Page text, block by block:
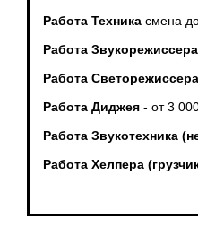
Работа Техника смена
Работа Звукорежиссера
Работа Светорежиссера
Работа Диджея - от 3
Работа Звукотехника
Работа Хелпера